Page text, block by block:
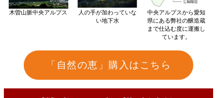
木曽山脈中央アルプス
人の手が加わっていな
い地下水
中央アルプスから愛知
県にある弊社の醸造蔵
まで仕込む度に運搬し
ています。
「自然の恵」購入はこちら